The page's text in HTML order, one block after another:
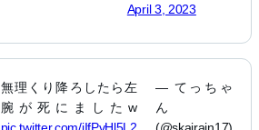
April 3, 2023
無理くり降ろしたら左
腕が死にましたw
pic.twitter.com/jIfPvHl5L2
— てっちゃ
ん
(@skairain17)